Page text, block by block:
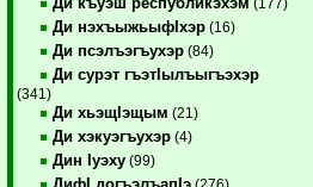
(177)
Ди нэхъыжьыфIхэр (16)
Ди псэлъэгъухэр (84)
Ди сурэт гъэтIылъыгъэхэр
(341)
Ди хьэщIэщым (21)
Ди хэкуэгъухэр (4)
Дин Iуэху (99)
(276)